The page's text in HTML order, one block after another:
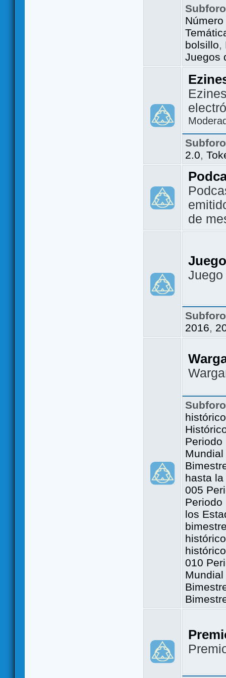
bolsillo,
Juegos
2.0,
de
2016,
Periodo
hasta
005
Periodo
los
010